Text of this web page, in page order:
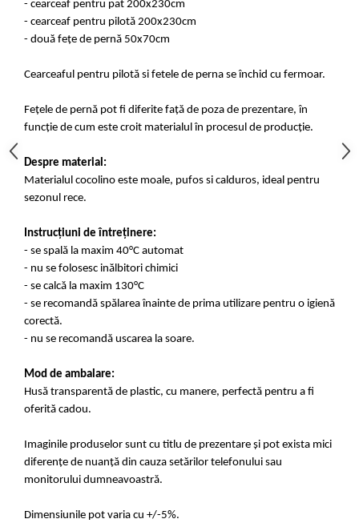
- cearceaf pentru pat 200x230cm
- cearceaf pentru pilotă 200x230cm
- două fețe de pernă 50x70cm
Cearceaful pentru pilotă si fetele de perna se închid cu fermoar.
Fețele de pernă pot fi diferite față de poza de prezentare, în
funcție de cum este croit materialul în procesul de producție.
Despre material:
Materialul cocolino este moale, pufos si calduros, ideal pentru
sezonul rece.
Instrucțiuni de întreținere:
- se spală la maxim 40°C automat
- nu se folosesc inălbitori chimici
- se calcă la maxim 130°C
- se recomandă spălarea înainte de prima utilizare pentru o igienă
corectă.
- nu se recomandă uscarea la soare.
Mod de ambalare:
Husă transparentă de plastic, cu manere, perfectă pentru a fi
oferită cadou.
Imaginile produselor sunt cu titlu de prezentare și pot exista mici
diferențe de nuanță din cauza setărilor telefonului sau
monitorului dumneavoastră.
Dimensiunile pot varia cu +/-5%.